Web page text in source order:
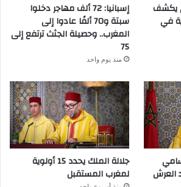
يكشف
في
إسبانيا: 72 ألف مهاجر دخلوا
سبتة و70 ألفًا عادوا إلى
المغرب.. وحصيلة الجثث ترتفع إلى
75
منذ يوم واحد
جلالة الملك يحدد 15 أولوية
لمغرب المستقبل